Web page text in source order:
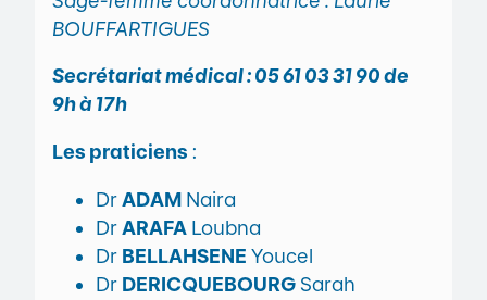
BOUFFARTIGUES
Secrétariat médical : 05 61 03 31 90 de
9h à 17h
Les praticiens :
DrADAM Naira
DrARAFA Loubna
Dr BELLAHSENE Youcel
Dr DERICQUEBOURGSarah